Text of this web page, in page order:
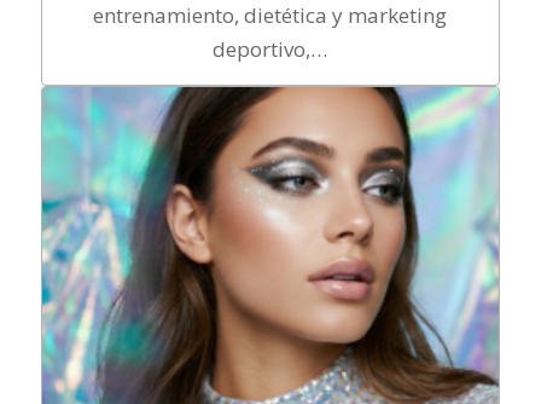
entrenamiento, dietética y marketing
deportivo,…